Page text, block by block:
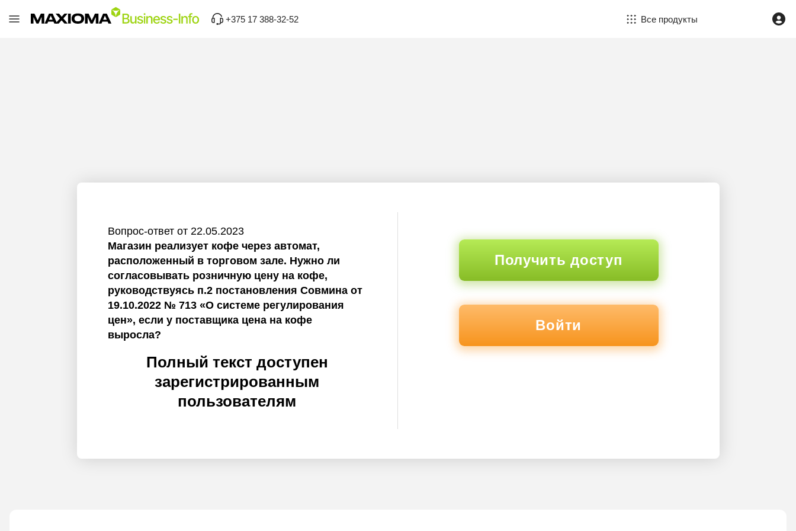
+375 17 388-32-52 Все продукты
Вопрос-ответ от 22.05.2023
Магазин реализует кофе через автомат,
расположенный в торговом зале. Нужно ли
согласовывать розничную цену на кофе,
руководствуясь п.2 постановления Совмина от
19.10.2022 № 713 «О системе регулирования
цен», если у поставщика цена на кофе
выросла?
Полный текст доступен
зарегистрированным
пользователям
Получить доступ
Войти